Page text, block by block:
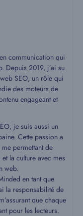
communication qui
Depuis 2019, j’ai su
SEO, un rôle qui
des moteurs de
engageant et
je suis aussi un
Cette passion a
permettant de
la culture avec mes
web.
en tant que
la responsabilité de
que chaque
pour les lecteurs.